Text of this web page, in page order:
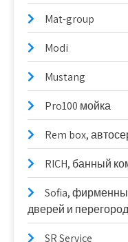
Mat-group
Modi
Mustang
Pro100 мойка
Rem box,
RICH, банный
Sofia,
дверей и
SR Service